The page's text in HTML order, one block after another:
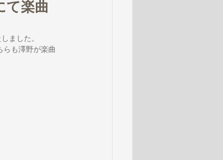
て楽曲
ました。
らも澤野が楽曲